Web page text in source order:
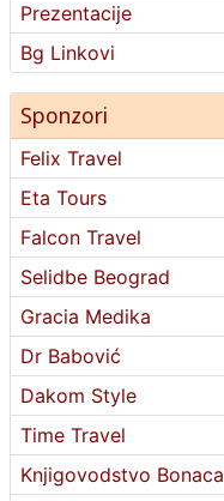
Prezentacije
Bg Linkovi
Sponzori
Felix Travel
Eta Tours
Falcon Travel
Selidbe Beograd
Gracia Medika
Dr Babović
Dakom Style
Time Travel
Knjigovodstvo Bonaca